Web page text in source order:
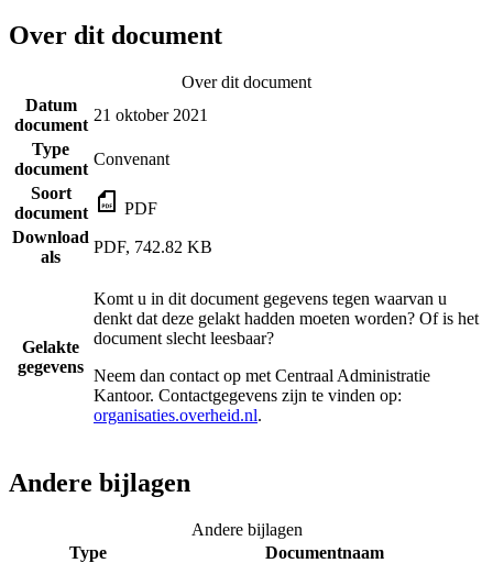
Over dit document
Over dit document
Datum
document
21 oktober 2021
Type
document
Convenant
Soort
document
PDF
Download
als
PDF, 742.82 KB
Gelakte
gegevens
Komt u in dit document gegevens tegen waarvan u
denkt dat deze gelakt hadden moeten worden? Of is het
document slecht leesbaar?
Neem dan contact op met Centraal Administratie
Kantoor. Contactgegevens zijn te vinden op:
organisaties.overheid.nl.
Andere bijlagen
Andere bijlagen
Type
Documentnaam